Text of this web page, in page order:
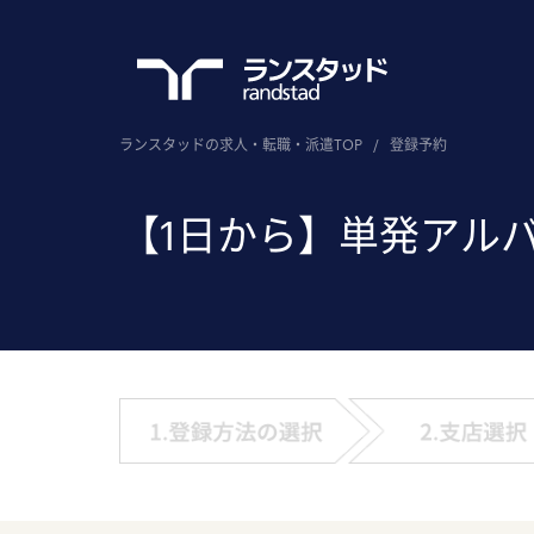
ランスタッドの求人・転職・派遣TOP / 登録予約
【1日から】単発アル